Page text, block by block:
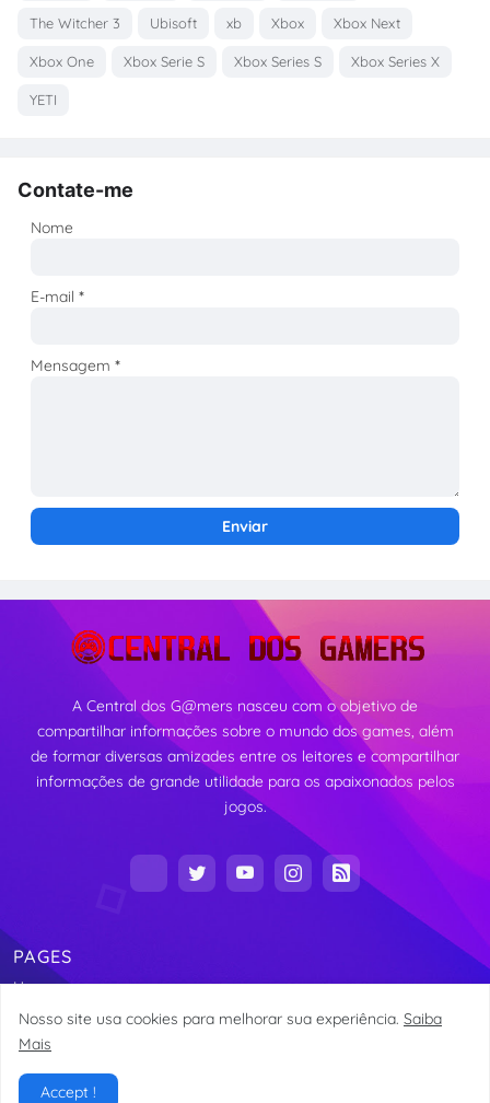
The Witcher 3 Ubisoft xb Xbox Xbox Next
Xbox One Xbox Serie S Xbox Series S Xbox Series X
YETI
Contate-me
Nome
E-mail*
Mensagem*
A Central dos G@mers nasceu com o objetivo de
compartilhar informações sobre o mundo dos games, além
de formar diversas amizades entre os leitores e compartilhar
informações de grande utilidade para os apaixonados pelos
jogos.
PAGES
Home
Nosso site usa cookies para melhorar sua experiência. Saiba
Mais
Accept !